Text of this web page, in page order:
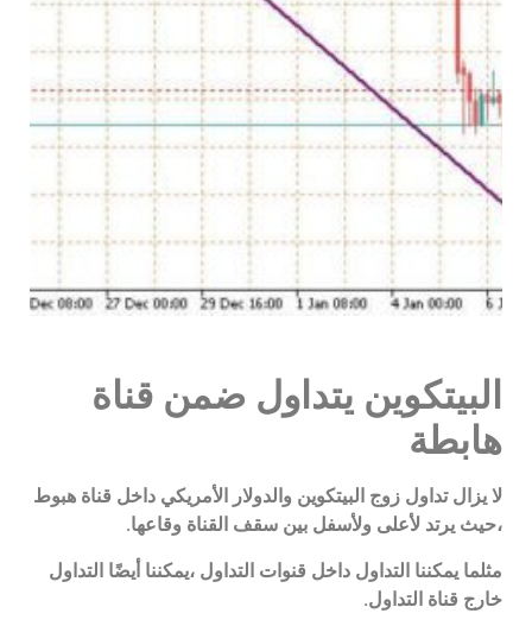
البيتكوين يتداول ضمن قناة
هابطة
لا يزال تداول زوج البيتكوين والدولار الأمريكي داخل قناة هبوط
،حيث يرتد لأعلى ولأسفل بين سقف القناة وقاعها.
مثلما يمكننا التداول داخل قنوات التداول ،يمكننا أيضًا التداول
خارج قناة التداول.